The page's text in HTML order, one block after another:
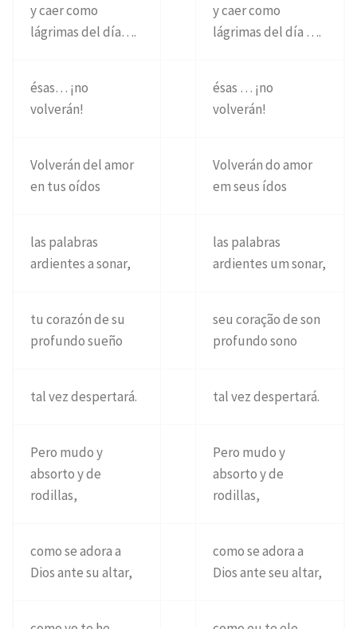
y caer como
lágrimas del día….
y caer como
lágrimas del día ….
ésas… ¡no
volverán!
ésas … ¡no
volverán!
Volverán del amor
en tus oídos
Volverán do amor
em seus ídos
las palabras
ardientes a sonar,
las palabras
ardientes um sonar,
tu corazón de su
profundo sueño
seu coração de son
profundo sono
tal vez despertará. tal vez despertará.
Pero mudo y
absorto y de
rodillas,
Pero mudo y
absorto y de
rodillas,
como se adora a
Dios ante su altar,
como se adora a
Dios ante seu altar,